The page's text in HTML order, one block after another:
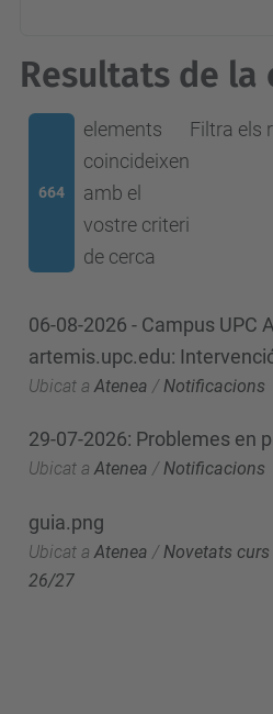
Resultats de la
664
elements
coincideixen
amb el
vostre criteri
de cerca
Filtra els
06-08-2026 - Campus UPC
artemis.upc.edu:
Ubicat a Atenea / Notificacions
29-07-2026: Problemes en
Ubicat a Atenea /Notificacions
guia.png
Ubicat a Atenea / Novetats curs
26/27